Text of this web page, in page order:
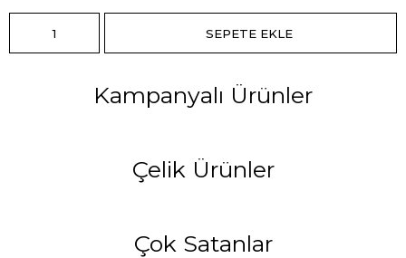
Kampanyalı Ürünler
Çelik Ürünler
Çok Satanlar